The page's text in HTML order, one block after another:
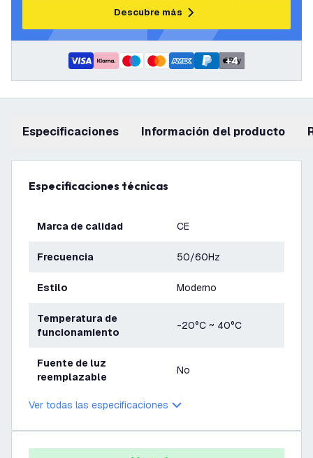
Descubre más
+4
Especificaciones información del producto
Especificaciones técnicas
Marca de calidad CE
Frecuencia 50/60Hz
Estilo Moderno
Temperatura de
funcionamiento
-20°C ~ 40°C
Fuente de luz
reemplazable
No
Ver todas las especificaciones